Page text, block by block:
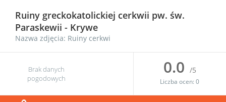
Ruiny greckokatolickiej cerkwii pw. św.
Paraskewii - Krywe
Nazwa zdjęcia: Ruiny cerkwi
Brak danych
pogodowych
0.0 /5
Liczba ocen:0